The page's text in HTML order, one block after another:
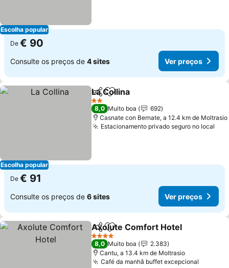
Escolha popular
De € 90
Consulte os preços de 4 sites Ver preços
Escolha popular
PartilharAdicionar aos favoritos
La Collina
2 Estrelas
8,0 Muito boa
692
Casnate con Bernate, a 12.4 km de Moltrasio
Estacionamento privado seguro no local
De € 91
Consulte os preços de 6 sites Ver preços
PartilharAdicionar aos favoritos
Axolute Comfort Hotel
4 Estrelas
8,0 Muito boa
2.383
Cantu, a 13.4 km de Moltrasio
Café da manhã buffet excepcional